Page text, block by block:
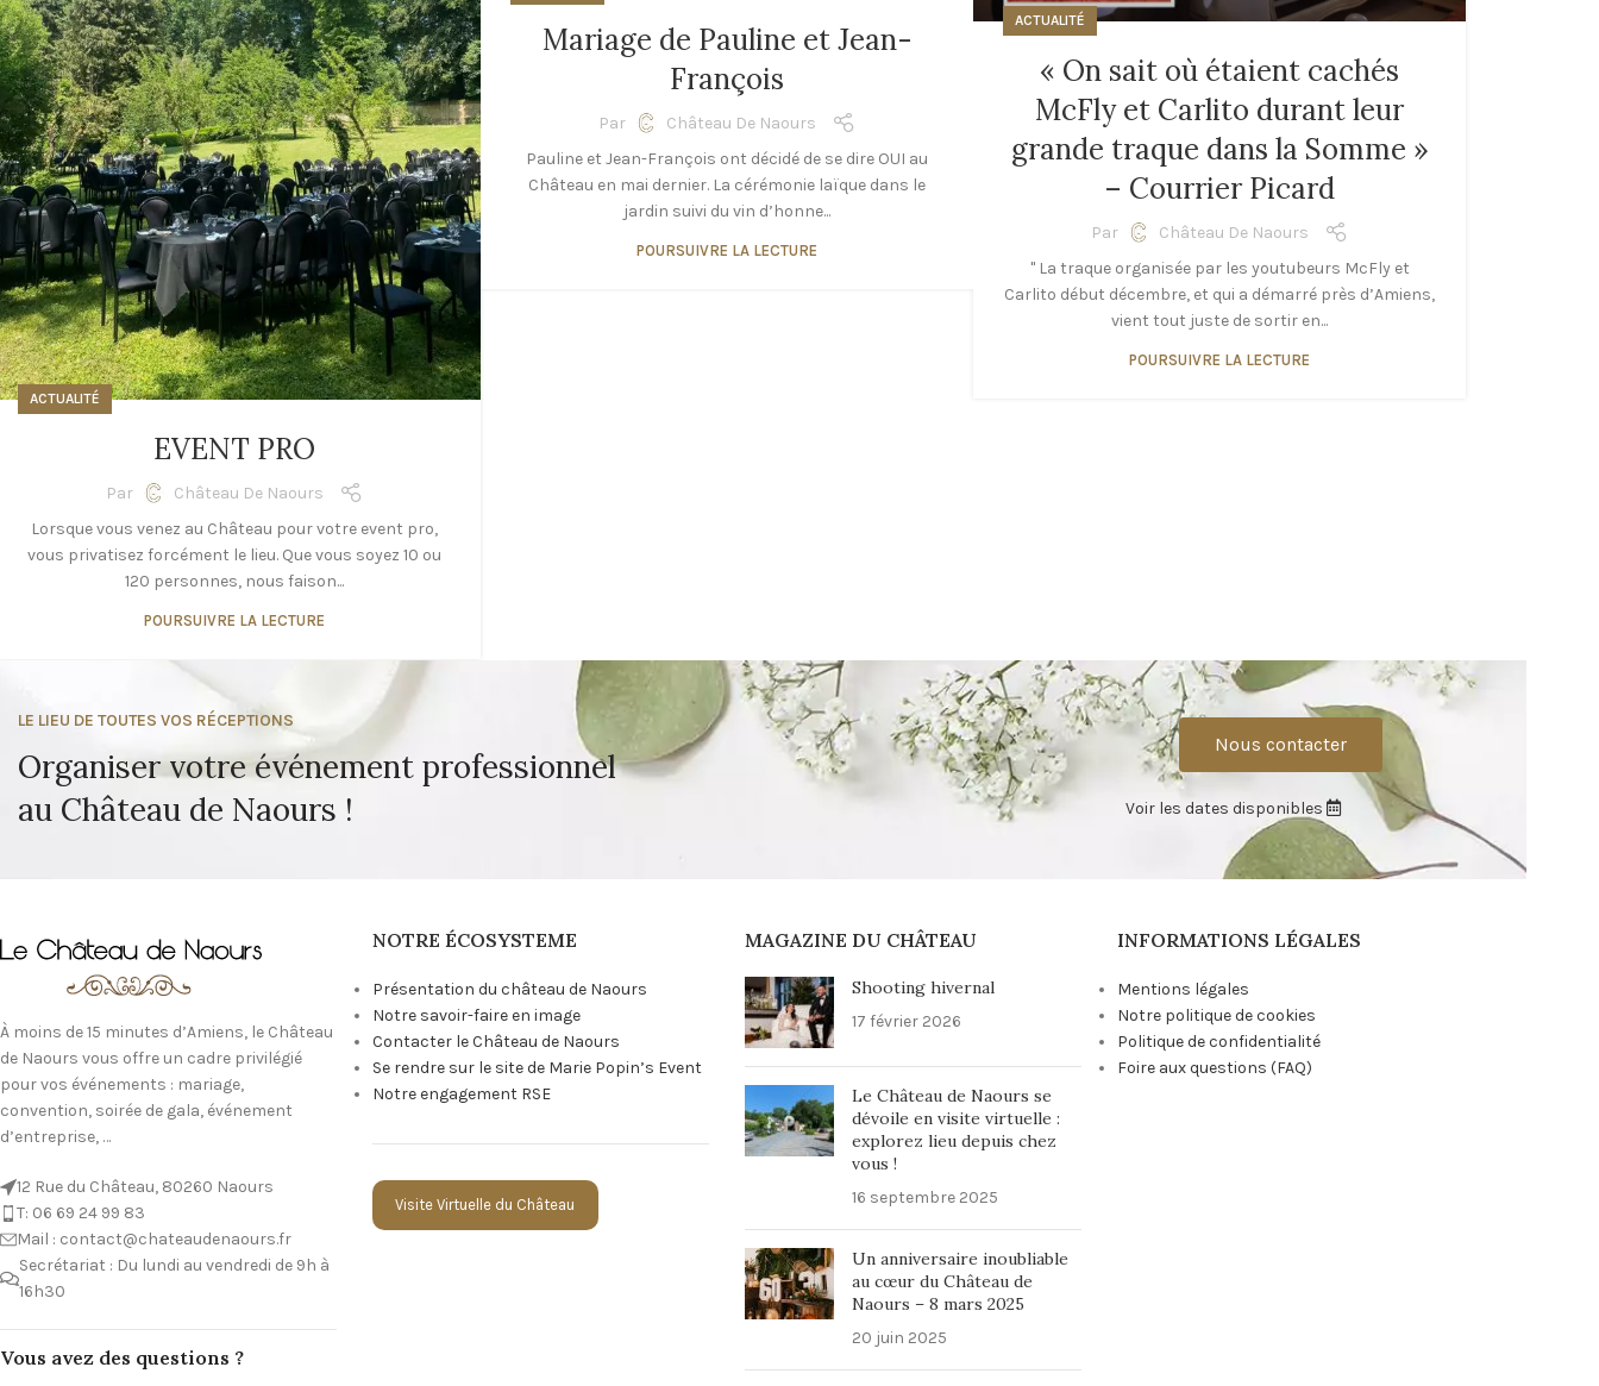
Mariage de Pauline et Jean-
François
Par
Château De Naours
Pauline et Jean-François ont décidé de se dire OUI au
Château en mai dernier. La cérémonie laïque dans le
jardin suivi du vin d’honne...
POURSUIVRE LA LECTURE
ACTUALITÉ
EVENT PRO
Par
Château De Naours
Lorsque vous venez au Château pour votre event pro,
vous privatisez forcément le lieu. Que vous soyez 10 ou
120 personnes, nous faison...
POURSUIVRE LA LECTURE
ACTUALITÉ
« On sait où étaient cachés
McFly et Carlito durant leur
grande traque dans la Somme »
– Courrier Picard
Par
Château De Naours
" La traque organisée par les youtubeurs McFly et
Carlito début décembre, et qui a démarré près d’Amiens,
vient tout juste de sortir en...
POURSUIVRE LA LECTURE
LE LIEU DE TOUTES VOS RÉCEPTIONS
Organiser votre événement professionnel
au Château de Naours !
Nous contacter
Voir les dates disponibles
À moins de 15 minutes d’Amiens, le Château
de Naours vous offre un cadre privilégié
pour vos événements : mariage,
convention, soirée de gala, événement
d’entreprise, …
12 Rue du Château, 80260 Naours
T: 06 69 24 99 83
Mail : contact@chateaudenaours.fr
Secrétariat : Du lundi au vendredi de 9h à
16h30
Vous avez des questions ?
NOTRE ÉCOSYSTEME
Présentation du château de Naours
Notre savoir-faire en image
Contacter le Château de Naours
Se rendre sur le site de Marie Popin’s Event
Notre engagement RSE
Visite Virtuelle du Château
MAGAZINE DU CHÂTEAU
Shooting hivernal
17 février 2026
Le Château de Naours se
dévoile en visite virtuelle :
explorez lieu depuis chez
vous !
16 septembre 2025
Un anniversaire inoubliable
au cœur du Château de
Naours – 8 mars 2025
20 juin 2025
INFORMATIONS LÉGALES
Mentions légales
Notre politique de cookies
Politique de confidentialité
Foire aux questions (FAQ)